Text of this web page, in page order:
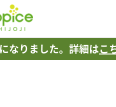
なりました。 詳細はこ